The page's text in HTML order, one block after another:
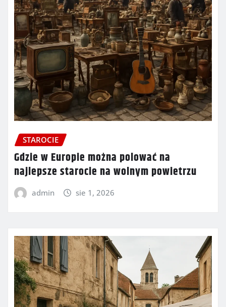
STAROCIE
Gdzie w Europie można polować na
najlepsze starocie na wolnym powietrzu
admin sie 1, 2026